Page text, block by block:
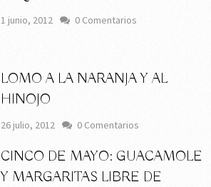
1 junio, 2012 0 Comentarios
LOMO A LA NARANJA Y AL
HINOJO
26 julio, 2012 0 Comentarios
CINCO DE MAYO: GUACAMOLE
Y MARGARITAS LIBRE DE